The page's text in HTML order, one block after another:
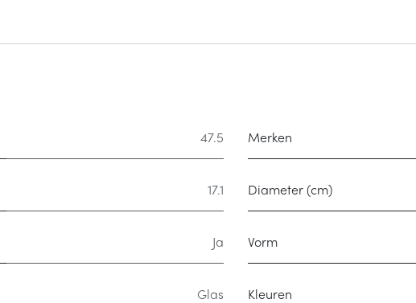
47.5 Merken
17.1 Diameter (cm)
Ja Vorm
Glas Kleuren